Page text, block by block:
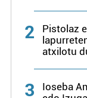
2
Pistolaz
atxilotu
3
Ioseba